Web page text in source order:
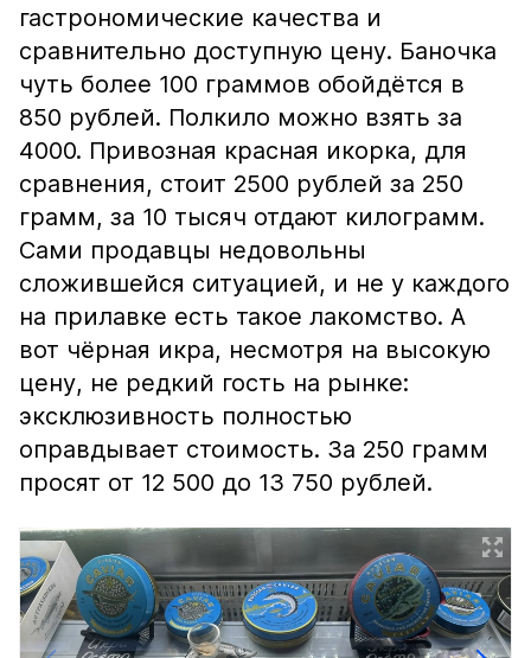
гастрономические качества и
сравнительно доступную цену. Баночка
чуть более 100 граммов обойдётся в
850 рублей. Полкило можно взять за
4000. Привозная красная икорка, для
сравнения, стоит 2500 рублей за 250
грамм, за 10 тысяч отдают килограмм.
Сами продавцы недовольны
сложившейся ситуацией, и не у каждого
на прилавке есть такое лакомство. А
вот чёрная икра, несмотря на высокую
цену, не редкий гость на рынке:
эксклюзивность полностью
оправдывает стоимость. За 250 грамм
просят от 12 500 до 13 750 рублей.